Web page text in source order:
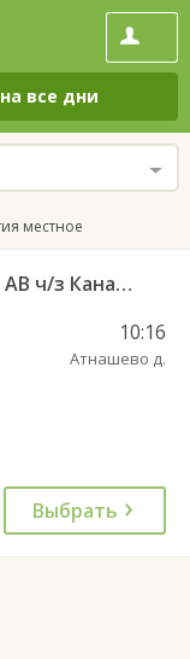
на все дни
местное
Киря — Чебоксары Центральный АВ ч/з Канаш АВ 540
10:16
Атнашево д.
Выбрать